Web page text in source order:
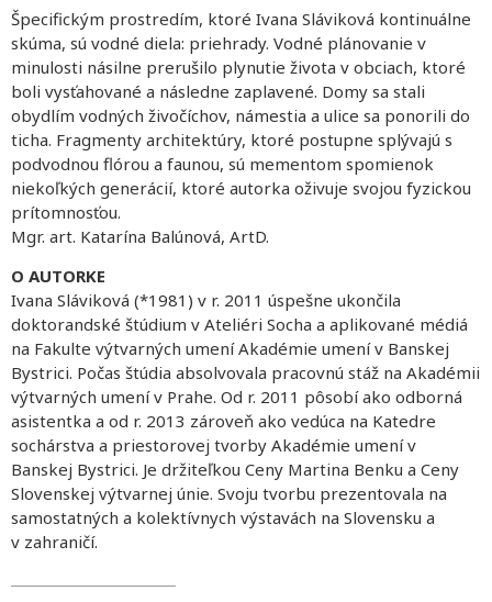
Špecifickým prostredím, ktoré Ivana Sláviková kontinuálne
skúma, sú vodné diela: priehrady. Vodné plánovanie v
minulosti násilne prerušilo plynutie života v obciach, ktoré
boli vysťahované a následne zaplavené. Domy sa stali
obydlím vodných živočíchov, námestia a ulice sa ponorili do
ticha. Fragmenty architektúry, ktoré postupne splývajú s
podvodnou flórou a faunou, sú mementom spomienok
niekoľkých generácií, ktoré autorka oživuje svojou fyzickou
prítomnosťou.
Mgr. art. Katarína Balúnová, ArtD.
O AUTORKE
Ivana Sláviková (*1981) v r. 2011 úspešne ukončila
doktorandské štúdium v Ateliéri Socha a aplikované médiá
na Fakulte výtvarných umení Akadémie umení v Banskej
Bystrici. Počas štúdia absolvovala pracovnú stáž na Akadémii
výtvarných umení v Prahe. Od r. 2011 pôsobí ako odborná
asistentka a od r. 2013 zároveň ako vedúca na Katedre
sochárstva a priestorovej tvorby Akadémie umení v
Banskej Bystrici. Je držiteľkou Ceny Martina Benku a Ceny
Slovenskej výtvarnej únie. Svoju tvorbu prezentovala na
samostatných a kolektívnych výstavách na Slovensku a
v zahraničí.